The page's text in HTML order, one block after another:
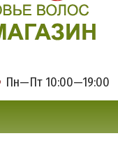
Пн—Пт 10:00—19:00